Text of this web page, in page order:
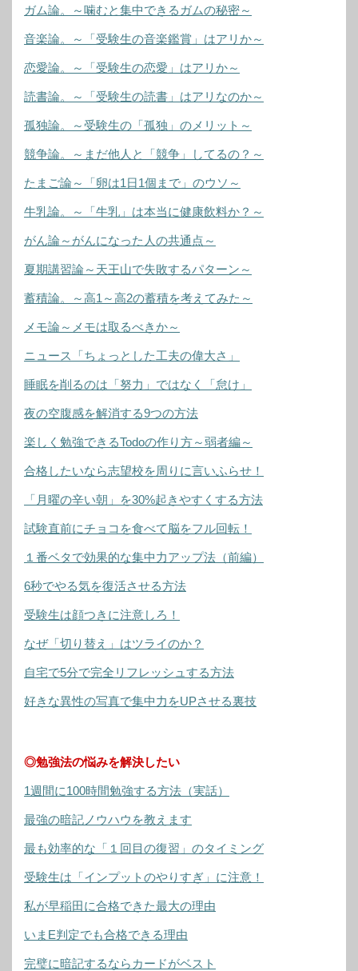
ガム論。～噛むと集中できるガムの秘密～
音楽論。～「受験生の音楽鑑賞」はアリか～
恋愛論。～「受験生の恋愛」はアリか～
読書論。～「受験生の読書」はアリなのか～
孤独論。～受験生の「孤独」のメリット～
競争論。～まだ他人と「競争」してるの？～
たまご論～「卵は1日1個まで」のウソ～
牛乳論。～「牛乳」は本当に健康飲料か？～
がん論～がんになった人の共通点～
夏期講習論～天王山で失敗するパターン～
蓄積論。～高1～高2の蓄積を考えてみた～
メモ論～メモは取るべきか～
ニュース「ちょっとした工夫の偉大さ」
睡眠を削るのは「努力」ではなく「怠け」
夜の空腹感を解消する9つの方法
楽しく勉強できるTodoの作り方～弱者編～
合格したいなら志望校を周りに言いふらせ！
「月曜の辛い朝」を30%起きやすくする方法
試験直前にチョコを食べて脳をフル回転！
１番ベタで効果的な集中力アップ法（前編）
6秒でやる気を復活させる方法
受験生は顔つきに注意しろ！
なぜ「切り替え」はツライのか？
自宅で5分で完全リフレッシュする方法
好きな異性の写真で集中力をUPさせる裏技
◎勉強法の悩みを解決したい
1週間に100時間勉強する方法（実話）
最強の暗記ノウハウを教えます
最も効率的な「１回目の復習」のタイミング
受験生は「インプットのやりすぎ」に注意！
私が早稲田に合格できた最大の理由
いまE判定でも合格できる理由
完璧に暗記するならカードがベスト